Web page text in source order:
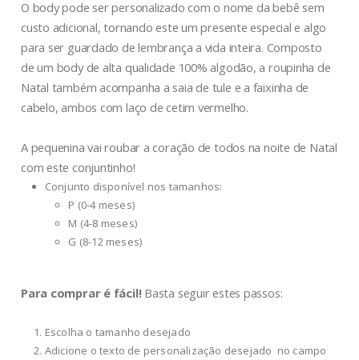
O body pode ser personalizado com o nome da bebê sem
custo adicional, tornando este um presente especial e algo
para ser guardado de lembrança a vida inteira. Composto
de um body de alta qualidade 100% algodão, a roupinha de
Natal também acompanha a saia de tule e a faixinha de
cabelo, ambos com laço de cetim vermelho.
A pequenina vai roubar a coração de todos na noite de Natal
com este conjuntinho!
Conjunto disponível nos tamanhos:
P (0-4 meses)
M (4-8 meses)
G (8-12 meses)
Para comprar é fácil! Basta seguir estes passos:
Escolha o tamanho desejado
Adicione o texto de personalização desejado no campo